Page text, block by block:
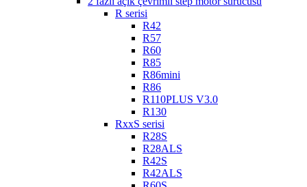
R serisi
R42
R57
R60
R85
R86mini
R86
R110PLUS V3.0
R130
RxxS serisi
R28S
R28ALS
R42S
R42ALS